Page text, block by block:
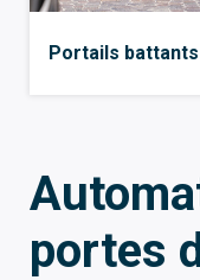
Portails battants
portes